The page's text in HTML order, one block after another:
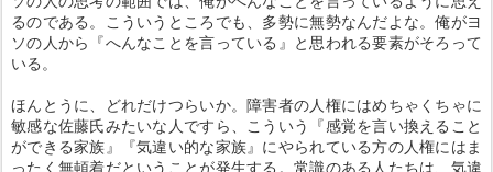
るのである。こういうところでも、多勢に無勢なんだよな。俺がヨ
ソの人から『へんなことを言っている』と思われる要素がそろって
いる。
ほんとうに、どれだけつらいか。障害者の人権にはめちゃくちゃに
敏感な佐藤氏みたいな人ですら、こういう『感覚を言い換えること
ができる家族』『気違い的な家族』にやられている方の人権にはま
ったく無頓着だということが発生する。常識のある人たちは、気違